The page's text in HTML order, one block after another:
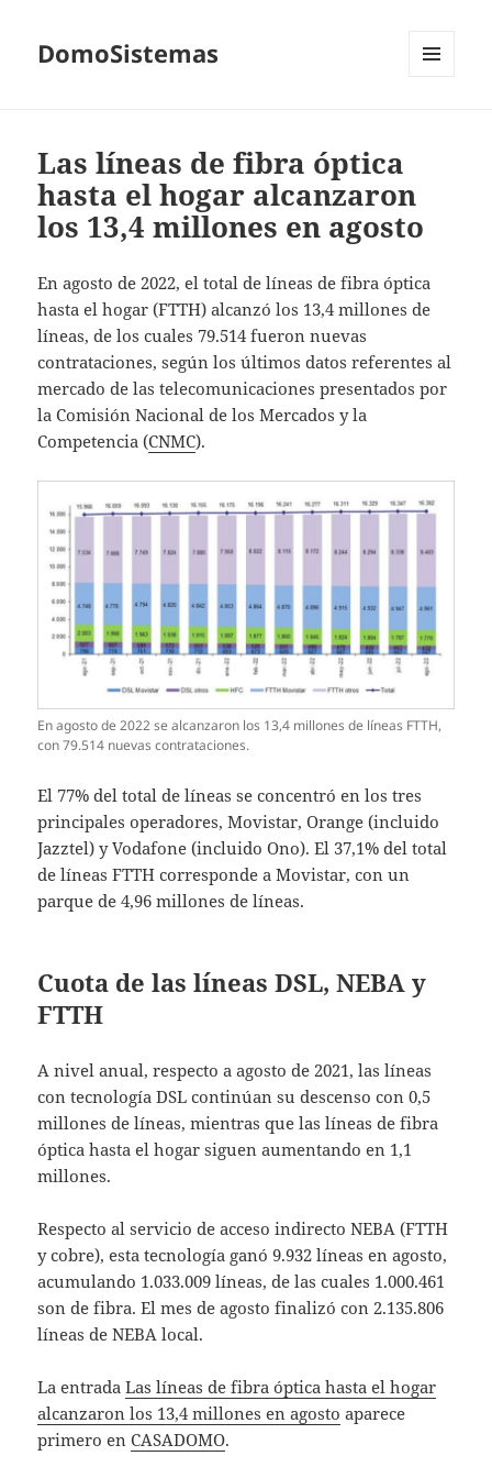
DomoSistemas
Las líneas de fibra óptica
hasta el hogar alcanzaron
los 13,4 millones en agosto
En agosto de 2022, el total de líneas de fibra óptica
hasta el hogar (FTTH) alcanzó los 13,4 millones de
líneas, de los cuales 79.514 fueron nuevas
contrataciones, según los últimos datos referentes al
mercado de las telecomunicaciones presentados por
la Comisión Nacional de los Mercados y la
Competencia (CNMC).
En agosto de 2022 se alcanzaron los 13,4 millones de líneas FTTH,
con 79.514 nuevas contrataciones.
El 77% del total de líneas se concentró en los tres
principales operadores, Movistar, Orange (incluido
Jazztel) y Vodafone (incluido Ono). El 37,1% del total
de líneas FTTH corresponde a Movistar, con un
parque de 4,96 millones de líneas.
Cuota de las líneas DSL, NEBA y
FTTH
A nivel anual, respecto a agosto de 2021, las líneas
con tecnología DSL continúan su descenso con 0,5
millones de líneas, mientras que las líneas de fibra
óptica hasta el hogar siguen aumentando en 1,1
millones.
Respecto al servicio de acceso indirecto NEBA (FTTH
y cobre), esta tecnología ganó 9.932 líneas en agosto,
acumulando 1.033.009 líneas, de las cuales 1.000.461
son de fibra. El mes de agosto finalizó con 2.135.806
líneas de NEBA local.
La entradaLas líneas de fibra óptica hasta el hogar
alcanzaron los 13,4 millones en agosto aparece
primero enCASADOMO.